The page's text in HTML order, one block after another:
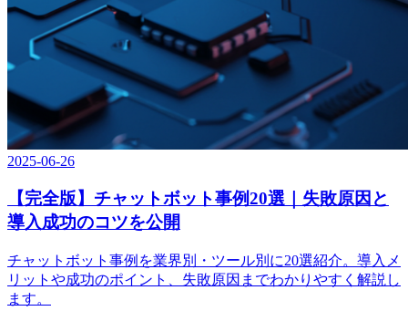
2025-06-26
【完全版】チャットボット事例20選｜失敗原因と
導入成功のコツを公開
チャットボット事例を業界別・ツール別に20選紹介。導入メ
リットや成功のポイント、失敗原因までわかりやすく解説し
ます。